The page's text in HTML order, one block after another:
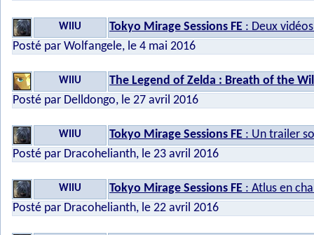
WIIU Tokyo Mirage Sessions FE : Deux
Posté par Wolfangele, le 4 mai 2016
WIIU
The Legend of Zelda : Breath of the
Posté par Delldongo, le 27 avril 2016
WIIU Tokyo Mirage Sessions FE : Un trailer
Posté par Dracohelianth, le 23 avril 2016
WIIU Tokyo Mirage Sessions FE : Atlus en
Posté par Dracohelianth, le 22 avril 2016